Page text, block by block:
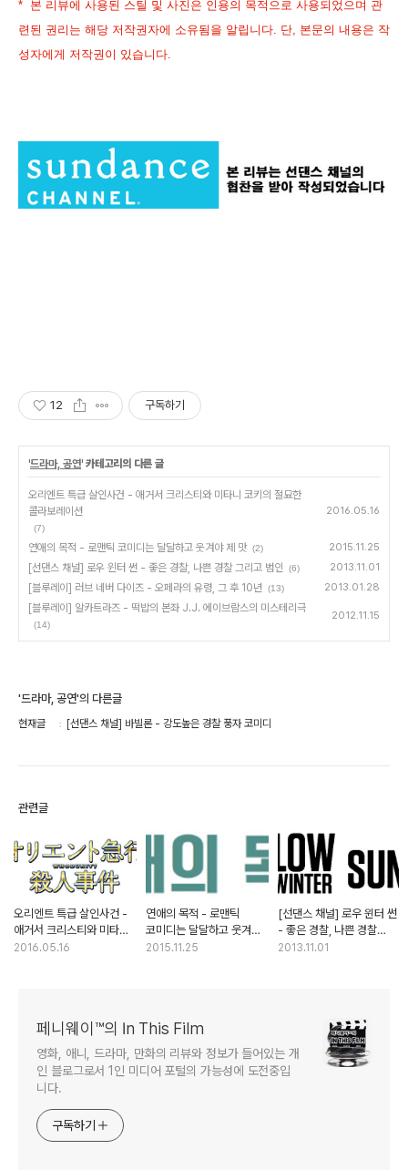
* 본 리뷰에 사용된 스틸 및 사진은 인용의 목적으로 사용되었으며 관
련된 권리는 해당 저작권자에 소유됨을 알립니다. 단, 본문의 내용은 작
성자에게 저작권이 있습니다.
12 구독하기
'드라마, 공연' 카테고리의 다른 글
오리엔트 특급 살인사건 - 애거서 크리스티와 미타니 코키의 절묘한
콜라보레이션
(7)
2016.05.16
연애의 목적 - 로맨틱 코미디는 달달하고 웃겨야 제 맛 (2) 2015.11.25
[선댄스 채널] 로우 윈터 썬 - 좋은 경찰, 나쁜 경찰 그리고 범인 (6) 2013.11.01
[블루레이] 러브 네버 다이즈 - 오페라의 유령, 그 후 10년 (13) 2013.01.28
[블루레이] 알카트라즈 - 떡밥의 본좌 J.J. 에이브람스의 미스테리극
(14)
2012.11.15
'드라마, 공연'의 다른글
현재글 [선댄스 채널] 바빌론 - 강도높은 경찰 풍자 코미디
관련글
오리엔트 특급 살인사건 -
애거서 크리스티와 미타니
코키의 절묘한
2016.05.16
연애의 목적 - 로맨틱
코미디는 달달하고 웃겨야
제 맛
2015.11.25
[선댄스 채널] 로우 윈터 썬
- 좋은 경찰, 나쁜 경찰
그리고 범인
2013.11.01
페니웨이™의 In This Film
영화, 애니, 드라마, 만화의 리뷰와 정보가 들어있는 개
인 블로그로서 1인 미디어 포털의 가능성에 도전중입
니다.
구독하기